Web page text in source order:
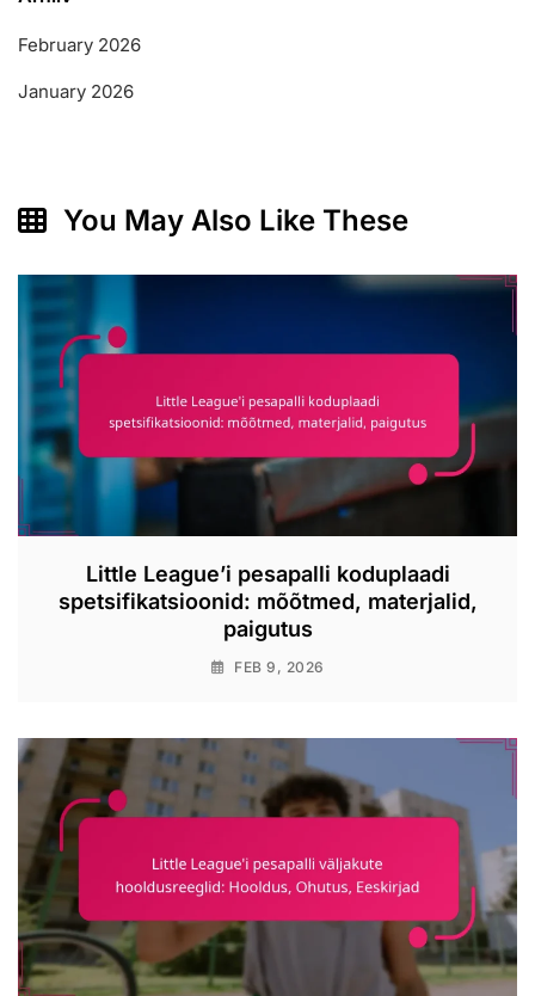
February 2026
January 2026
You May Also Like These
Little League’i pesapalli koduplaadi
spetsifikatsioonid: mõõtmed, materjalid,
paigutus
FEB 9, 2026